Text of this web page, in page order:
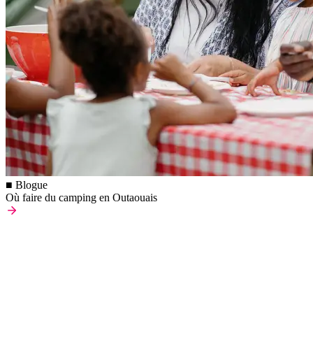
■ Blogue
Où faire du camping en Outaouais